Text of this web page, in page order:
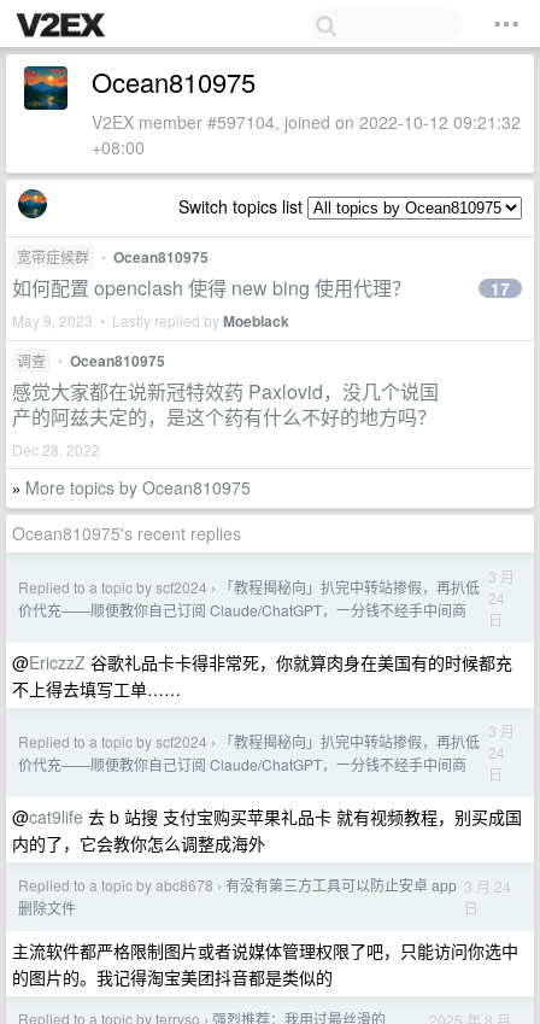
Ocean810975
V2EX member #597104, joined on 2022-10-12 09:21:32
+08:00
Switch topics list
宽带症候群 • Ocean810975
如何配置 openclash 使得 new bing 使用代理？
May 9, 2023 • Lastly replied byMoeblack
17
调查 • Ocean810975
感觉大家都在说新冠特效药 Paxlovid，没几个说国
产的阿兹夫定的，是这个药有什么不好的地方吗？
Dec 28, 2022
» More topics by Ocean810975
Ocean810975's recent replies
Replied to a topic by scf2024 ›
「教程揭秘向」扒完中转站掺假，再扒低
价代充——顺便教你自己订阅 Claude/ChatGPT，一分钱不经手中间商
3 月
24
日
@EriczzZ 谷歌礼品卡卡得非常死，你就算肉身在美国有的时候都充
不上得去填写工单……
Replied to a topic by scf2024 ›
「教程揭秘向」扒完中转站掺假，再扒低
价代充——顺便教你自己订阅 Claude/ChatGPT，一分钱不经手中间商
3 月
24
日
@cat9life 去 b 站搜 支付宝购买苹果礼品卡 就有视频教程，别买成国
内的了，它会教你怎么调整成海外
Replied to a topic by abc8678 › 有没有第三方工具可以防止安卓 app
删除文件
3 月 24
日
主流软件都严格限制图片或者说媒体管理权限了吧，只能访问你选中
的图片的。我记得淘宝美团抖音都是类似的
Replied to a topic by terryso › 强烈推荐：我用过最丝滑的
2025 年 8 月